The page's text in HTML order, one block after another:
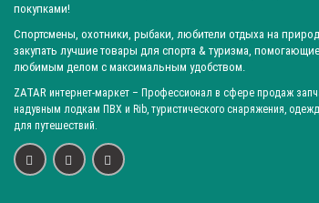
покупками!
Спортсмены, охотники, рыбаки, любители отдыха на
закупать лучшие товары для спорта & туризма,
любимым делом с максимальным удобством.
ZATAR интернет-маркет – Профессионал в сфере продаж
надувным лодкам ПВХ и Rib, туристического снаряжения,
для путешествий.